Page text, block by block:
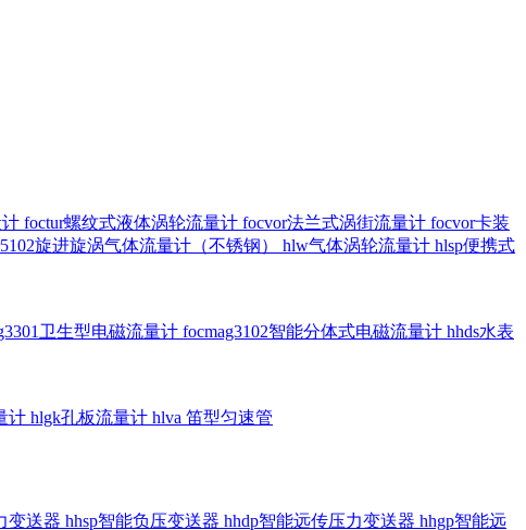
foctur螺纹式液体涡轮流量计 focvor法兰式涡街流量计 focvor卡装
旋进旋涡气体流量计（不锈钢） hlw气体涡轮流量计 hlsp便携式
卫生型电磁流量计 focmag3102智能分体式电磁流量计 hhds水表
计 hlgk孔板流量计 hlva 笛型匀速管
变送器 hhsp智能负压变送器 hhdp智能远传压力变送器 hhgp智能远